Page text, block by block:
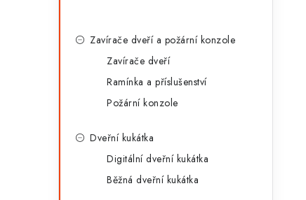
Zavírače dveří a požární konzole
Zavírače dveří
Ramínka a příslušenství
Požární konzole
Dveřní kukátka
Digitální dveřní kukátka
Běžná dveřní kukátka